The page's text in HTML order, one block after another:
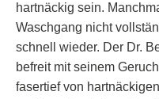
hartnäckig sein.
Waschgang nicht
schnell wieder. Der Dr.
befreit mit seinem
fasertief von